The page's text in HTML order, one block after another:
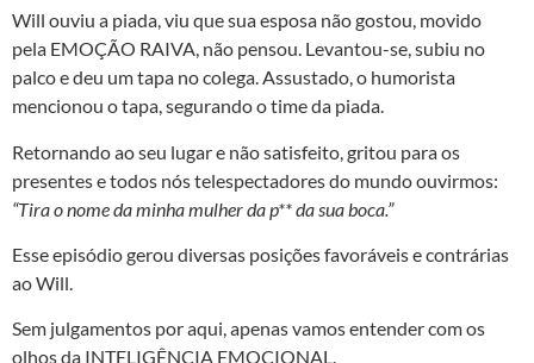
Will ouviu a piada, viu que sua esposa não gostou, movido
pela EMOÇÃO RAIVA, não pensou. Levantou-se, subiu no
palco e deu um tapa no colega. Assustado, o humorista
mencionou o tapa, segurando o time da piada.
Retornando ao seu lugar e não satisfeito, gritou para os
presentes e todos nós telespectadores do mundo ouvirmos:
“Tira o nome da minha mulher da p** da sua boca.”
Esse episódio gerou diversas posições favoráveis e contrárias
ao Will.
Sem julgamentos por aqui, apenas vamos entender com os
olhos da INTELIGÊNCIA EMOCIONAL.